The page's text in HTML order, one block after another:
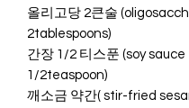
올리고당 2큰술
2tablespoons)
간장 1/2 티스푼 (soy sauce
1/2teaspoon)
깨소금 약간( stir-fried